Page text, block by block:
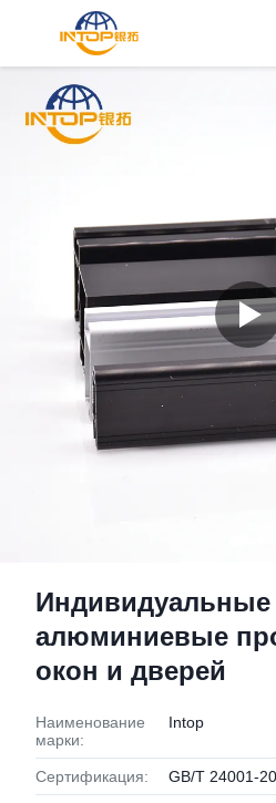
Индивидуальные
алюминиевые
окон и дверей
Наименование
марки:
Intop
Сертификация: GB/T 24001-